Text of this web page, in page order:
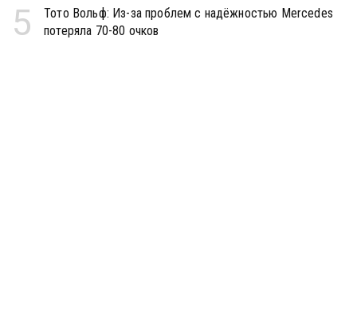
5
Тото Вольф: Из-за проблем с надёжностью Mercedes
потеряла 70-80 очков